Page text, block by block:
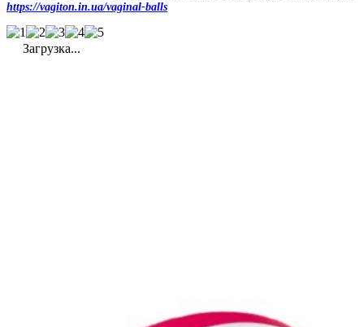
https://vagiton.in.ua/vaginal-balls
Загрузка...